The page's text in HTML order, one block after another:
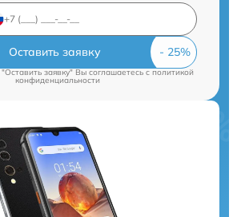
Оставить заявку
заявку" Вы соглашаетесь cполитикой
конфиденциальности